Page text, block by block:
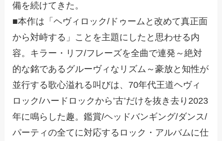
備を続けてきた。
■本作は「ヘヴィロック/ドゥームと改めて真正面
から対峙する」ことを主題にしたと思わせる内
容。キラー・リフ/フレーズを全曲で連発～絶対
的な銘であるグルーヴィなリズム～豪放と知性が
並行する歌心溢れる叫びは、70年代王道ヘヴィ
ロック/ハードロックから’古’だけを抜き去り2023
年に鳴らした趣。鑑賞/ヘッドバンギング/ダンス/
パーティの全てに対応するロック・アルバムに仕